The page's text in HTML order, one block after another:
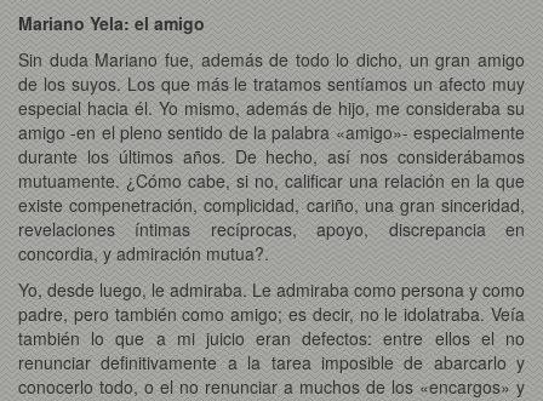
Mariano Yela: el amigo
Sin duda Mariano fue, además de todo lo dicho, un gran amigo
de los suyos. Los que más le tratamos sentíamos un afecto muy
especial hacia él. Yo mismo, además de hijo, me consideraba su
amigo -en el pleno sentido de la palabra «amigo»- especialmente
durante los últimos años. De hecho, así nos considerábamos
mutuamente. ¿Cómo cabe, si no, calificar una relación en la que
existe compenetración, complicidad, cariño, una gran sinceridad,
revelaciones íntimas recíprocas, apoyo, discrepancia en
concordia, y admiración mutua?.
Yo, desde luego, le admiraba. Le admiraba como persona y como
padre, pero también como amigo; es decir, no le idolatraba. Veía
también lo que a mi juicio eran defectos: entre ellos el no
renunciar definitivamente a la tarea imposible de abarcarlo y
conocerlo todo, o el no renunciar a muchos de los «encargos» y